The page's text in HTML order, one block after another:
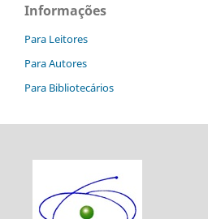
Informações
Para Leitores
Para Autores
Para Bibliotecários